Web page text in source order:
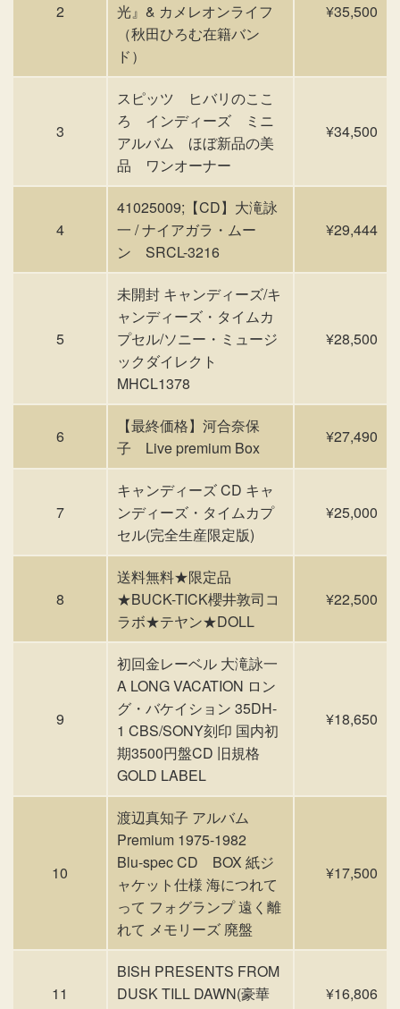
2
光』& カメレオンライフ
（秋田ひろむ在籍バン
ド）
¥35,500
3
スピッツ ヒバリのここ
ろ インディーズ ミニ
アルバム ほぼ新品の美
品 ワンオーナー
¥34,500
4
41025009;【CD】大滝詠
一 / ナイアガラ・ムー
ン SRCL-3216
¥29,444
5
未開封 キャンディーズ/キ
ャンディーズ・タイムカ
プセル/ソニー・ミュージ
ックダイレクト
MHCL1378
¥28,500
6
【最終価格】河合奈保
子 Live premium Box
¥27,490
7
キャンディーズ CD キャ
ンディーズ・タイムカプ
セル(完全生産限定版)
¥25,000
8
送料無料★限定品
★BUCK-TICK櫻井敦司コ
ラボ★テヤン★DOLL
¥22,500
9
初回金レーベル 大滝詠一
A LONG VACATION ロン
グ・バケイション 35DH-
1 CBS/SONY刻印 国内初
期3500円盤CD 旧規格
GOLD LABEL
¥18,650
10
渡辺真知子 アルバム
Premium 1975-1982
Blu-spec CD BOX 紙ジ
ャケット仕様 海につれて
って フォグランプ 遠く離
れて メモリーズ 廃盤
¥17,500
11
BISH PRESENTS FROM
DUSK TILL DAWN(豪華
¥16,806